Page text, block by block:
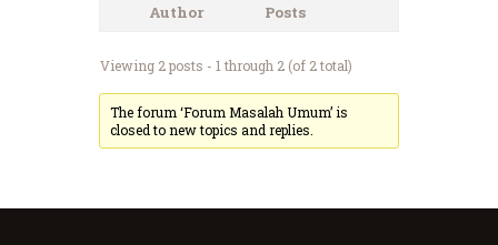
Author Posts
Viewing 2 posts - 1 through 2 (of 2 total)
The forum ‘Forum Masalah Umum’ is
closed to new topics and replies.